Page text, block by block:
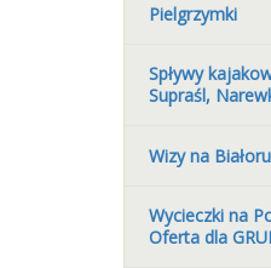
Pielgrzymki
Spływy
Supraśl,
Wizy na
Wycieczki na
Oferta dla